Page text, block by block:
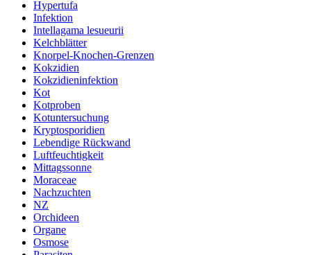
Hypertufa
Infektion
Intellagama lesueurii
Kelchblätter
Knorpel-Knochen-Grenzen
Kokzidien
Kokzidieninfektion
Kot
Kotproben
Kotuntersuchung
Kryptosporidien
Lebendige Rückwand
Luftfeuchtigkeit
Mittagssonne
Moraceae
Nachzuchten
NZ
Orchideen
Organe
Osmose